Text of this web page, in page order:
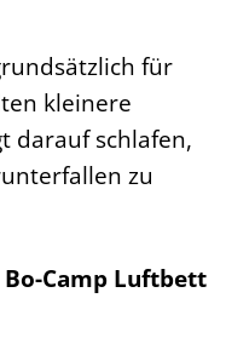
für
kleinere
darauf schlafen,
zu
Camp Luftbett